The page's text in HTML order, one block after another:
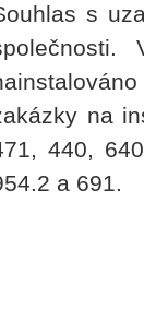
s
na
440,
a 691.